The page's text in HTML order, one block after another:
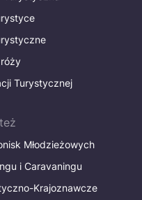
Turystycznej
Młodzieżowych
i Caravaningu
Krajoznawcze